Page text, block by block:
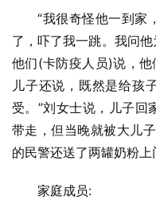
“我很奇怪他一到家
了，吓了我一跳。我问
他们(卡防疫人员)说，他
儿子还说，既然是给孩
受。”刘女士说，儿子回
带走，但当晚就被大儿
的民警还送了两罐奶粉
家庭成员: